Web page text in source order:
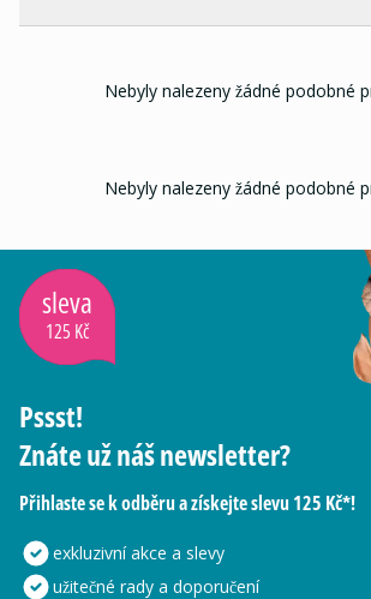
Nebyly nalezeny žádné podobné
Nebyly nalezeny žádné podobné
sleva
125 Kč
Pssst!
Znáte už náš newsletter?
Přihlaste se k odběru a získejte slevu 125 Kč*!
exkluzivní akce a slevy
užitečné rady a doporučení